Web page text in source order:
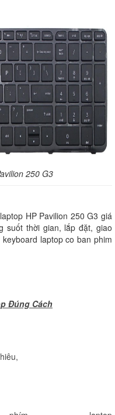
250 G3
HP Pavilion 250 G3 giá
suốt thời gian, lắp đặt, giao
laptop co ban phim
Đúng Cách
,